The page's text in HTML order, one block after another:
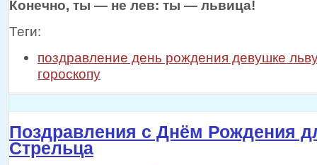
Конечно, ты — не лев: ты — львица!
Теги:
поздравление день рождения девушке
гороскопу
Поздравления с Днём Рождения
Стрельца